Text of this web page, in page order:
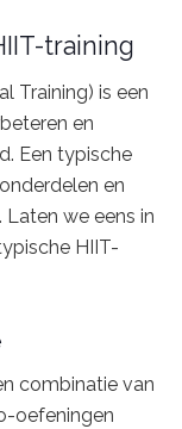
training
Training) is een
en
Een typische
en
we eens in
HIIT-
combinatie van
oefeningen